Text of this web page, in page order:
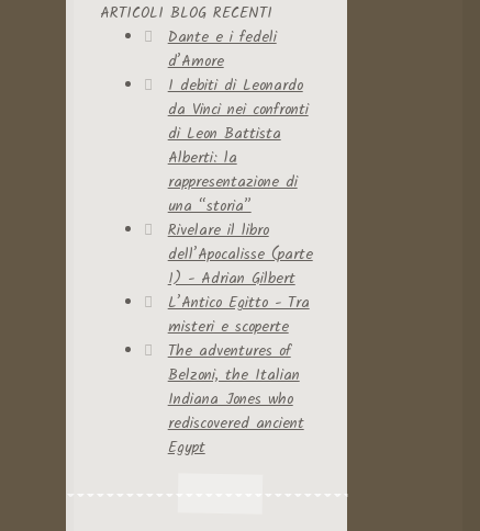
ARTICOLI BLOG RECENTI
Dante e i fedeli
d’Amore
I debiti di Leonardo
da Vinci nei confronti
di Leon Battista
Alberti: la
rappresentazione di
una “storia”
Rivelare il libro
dell’Apocalisse (parte
1) - Adrian Gilbert
L’Antico Egitto - Tra
misteri e scoperte
The adventures of
Belzoni, the Italian
Indiana Jones who
rediscovered ancient
Egypt